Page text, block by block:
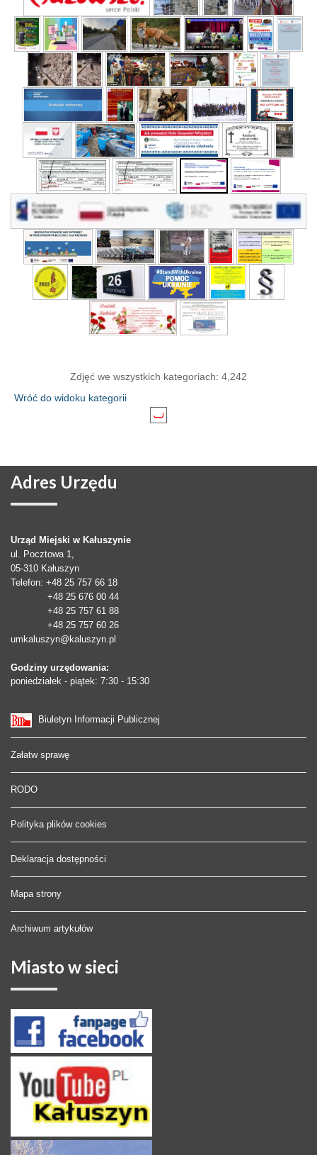
Zdjęć we wszystkich kategoriach: 4,242
Wróć do widoku kategorii
Adres Urzędu
Urząd Miejski w Kałuszynie
ul. Pocztowa 1,
05-310 Kałuszyn
Telefon: +48 25 757 66 18
+48 25 676 00 44
+48 25 757 61 88
+48 25 757 60 26
umkaluszyn@kaluszyn.pl
Godziny urzędowania:
poniedziałek - piątek: 7:30 - 15:30
Biuletyn Informacji Publicznej
Załatw sprawę
RODO
Polityka plików cookies
Deklaracja dostępności
Mapa strony
Archiwum artykułów
Miasto w sieci